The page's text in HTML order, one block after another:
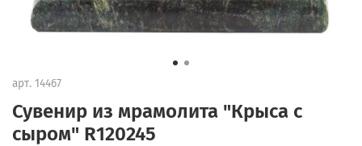
арт. 14467
Сувенир из мрамолита "Крыса с
сыром" R120245